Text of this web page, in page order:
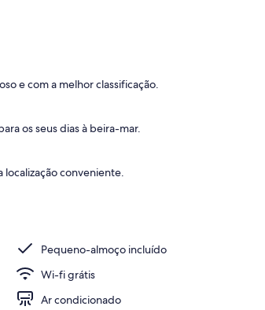
e com a melhor classificação.
os seus dias à beira-mar.
localização conveniente.
Pequeno-almoço incluído
Wi-fi grátis
Ar condicionado